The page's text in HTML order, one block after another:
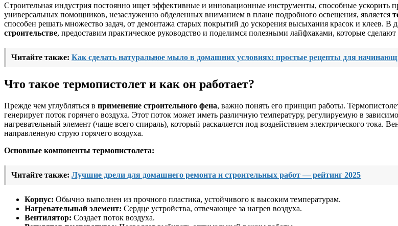
Строительная индустрия постоянно ищет эффективные и инновационные инструменты, способные ускорить
универсальных помощников, незаслуженно обделенных вниманием в плане подробного освещения, является
способен решать множество задач, от демонтажа старых покрытий до ускорения высыхания красок и клеев. В
строительстве, предоставим практическое руководство и поделимся полезными лайфхаками, которые
Читайте также: Как сделать натуральное мыло в домашних условиях: простые рецепты для
Что такое термопистолет и как он работает?
Прежде чем углубляться в применение строительного фена, важно понять его принцип работы.
генерирует поток горячего воздуха. Этот поток может иметь различную температуру, регулируемую в
нагревательный элемент (чаще всего спираль), который раскаляется под воздействием электрического тока.
направленную струю горячего воздуха.
Основные компоненты термопистолета:
Читайте также: Лучшие дрели для домашнего ремонта и строительных работ — рейтинг 2025
Корпус: Обычно выполнен из прочного пластика, устойчивого к высоким температурам.
Нагревательный элемент: Сердце устройства, отвечающее за нагрев воздуха.
Вентилятор: Создает поток воздуха.